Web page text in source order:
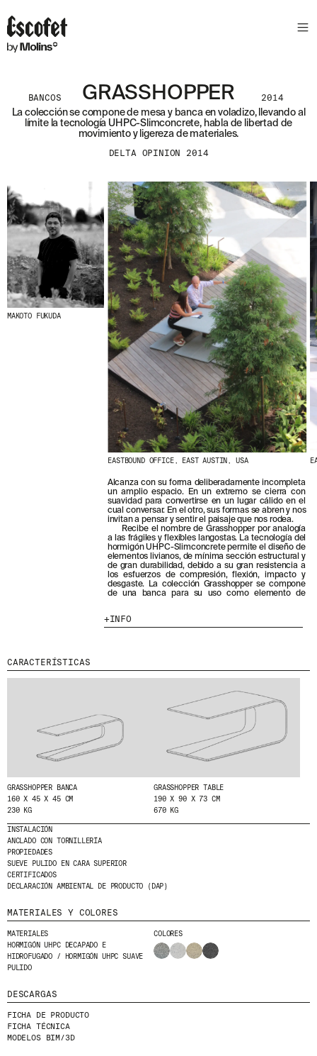
BANCOS GRASSHOPPER 2014
La colección se compone de mesa y banca en voladizo, llevando al
límite la tecnología UHPC-Slimconcrete, habla de libertad de
movimiento y ligereza de materiales.
DELTA OPINION 2014
MAKOTO FUKUDA
EASTBOUND OFFICE, EAST AUSTIN, USA
Alcanza con su forma deliberadamente incompleta
un amplio espacio. En un extremo se cierra con
suavidad para convertirse en un lugar cálido en el
cual conversar. En el otro, sus formas se abren y nos
invitan a pensar y sentir el paisaje que nos rodea.
Recibe el nombre de Grasshopper por analogía
a las frágiles y flexibles langostas. La tecnología del
hormigón UHPC-Slimconcrete permite el diseño de
elementos livianos, de mínima sección estructural y
de gran durabilidad, debido a su gran resistencia a
los esfuerzos de compresión, flexión, impacto y
desgaste. La colección Grasshopper se compone
de una banca para su uso como elemento de
INFO
CARACTERÍSTICAS
GRASSHOPPER BANCA
160 X 45 X 45 CM
230 KG
GRASSHOPPER TABLE
190 X 90 X 73 CM
670 KG
INSTALACIÓN
ANCLADO CON TORNILLERÍA
PROPIEDADES
SUEVE PULIDO EN CARA SUPERIOR
CERTIFICADOS
DECLARACIÓN AMBIENTAL DE PRODUCTO (DAP)
MATERIALES Y COLORES
MATERIALES
HORMIGÓN UHPC DECAPADO E
HIDROFUGADO / HORMIGÓN UHPC SUAVE
PULIDO
COLORES
DESCARGAS
FICHA DE PRODUCTO
FICHA TÉCNICA
MODELOS BIM/3D
MENU
DISEÑADORES
STORIES
DESCARGAS
IN
VIMEO
NEWSLETTER
ENTÉRATE DE NUESTRAS NOVEDADES
HE LEÍDO Y ACEPTO LAPOLÍTICA DE
ENVIAR
POLÍTICA DE COOKIES
POLÍTICA DE PRIVACIDAD
CANAL ÉTICO